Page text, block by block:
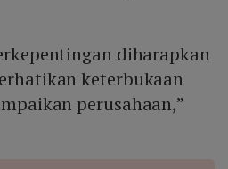
diharapkan
keterbukaan
perusahaan,”